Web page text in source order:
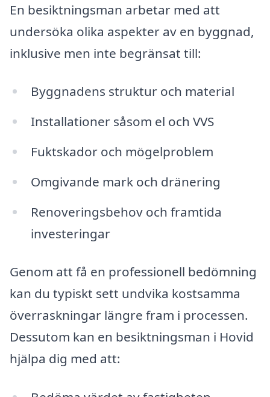
En besiktningsman arbetar med att
undersöka olika aspekter av en byggnad,
inklusive men inte begränsat till:
Byggnadens struktur och material
Installationer såsom el och VVS
Fuktskador och mögelproblem
Omgivande mark och dränering
Renoveringsbehov och framtida
investeringar
Genom att få en professionell bedömning
kan du typiskt sett undvika kostsamma
överraskningar längre fram i processen.
Dessutom kan en besiktningsman i Hovid
hjälpa dig med att: